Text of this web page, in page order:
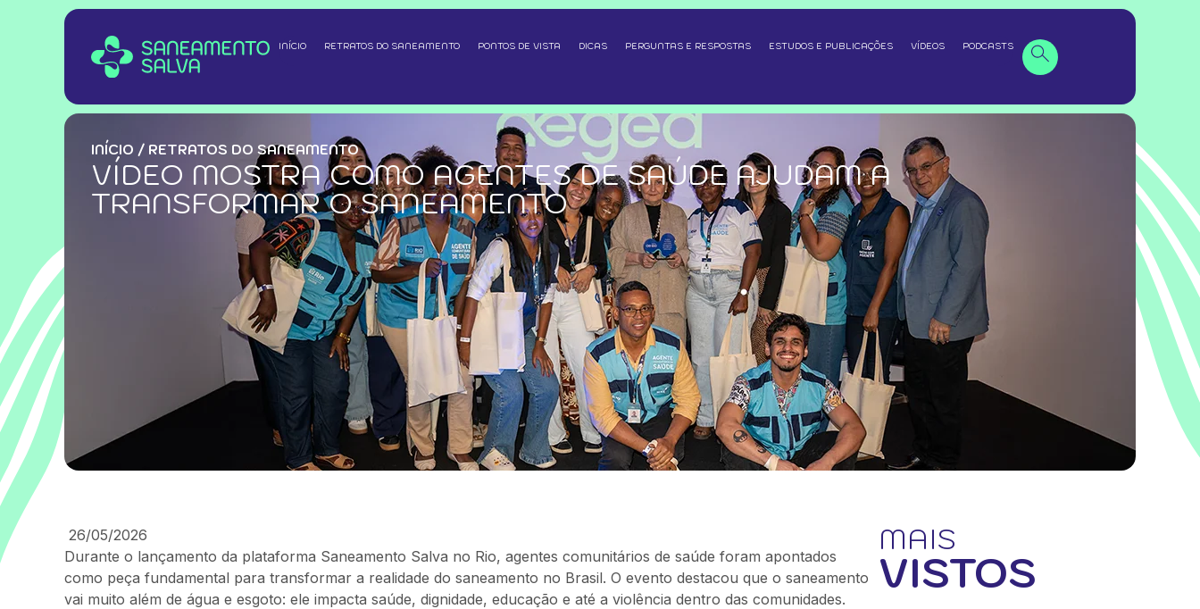
INÍCIO RETRATOS DO SANEAMENTO PONTOS DE VISTA DICAS PERGUNTAS E RESPOSTAS ESTUDOS E PUBLICAÇÕES VÍDEOS PODCASTS
INÍCIO / RETRATOS DO SANEAMENTO
VÍDEO MOSTRA COMO AGENTES DE SAÚDE AJUDAM A
TRANSFORMAR O SANEAMENTO
26/05/2026
Durante o lançamento da plataforma Saneamento Salva no Rio, agentes comunitários de saúde foram apontados
como peça fundamental para transformar a realidade do saneamento no Brasil. O evento destacou que o saneamento
vai muito além de água e esgoto: ele impacta saúde, dignidade, educação e até a violência dentro das comunidades.
MAIS
VISTOS